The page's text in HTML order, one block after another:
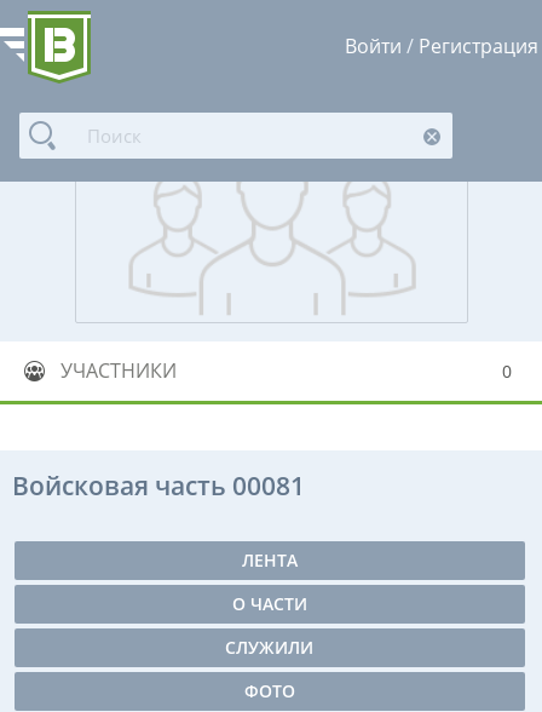
Войти / Регистрация
УЧАСТНИКИ 0
Войсковая часть 00081
ЛЕНТА
О ЧАСТИ
СЛУЖИЛИ
ФОТО